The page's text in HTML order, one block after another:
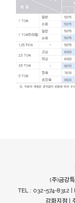
(주)금강
TEL : 032-574-8312 |
강화지점 |